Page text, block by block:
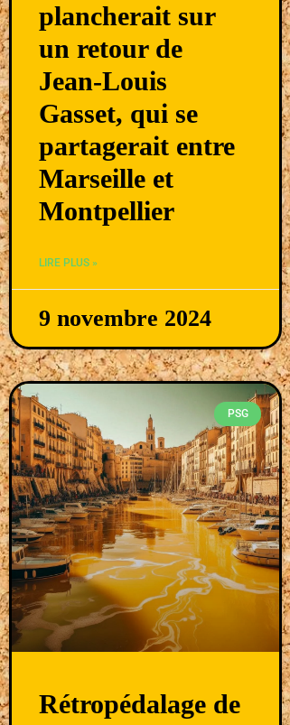
plancherait sur
un retour de
Jean-Louis
Gasset, qui se
partagerait entre
Marseille et
Montpellier
LIRE PLUS »
9 novembre 2024
PSG
Rétropédalage de